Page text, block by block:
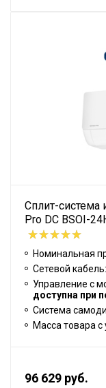
Сплит-система
Pro DC BSOI-
Номинальная
Сетевой кабель:
Управление c
доступна при
Система
Масса товара с
96 629 руб.